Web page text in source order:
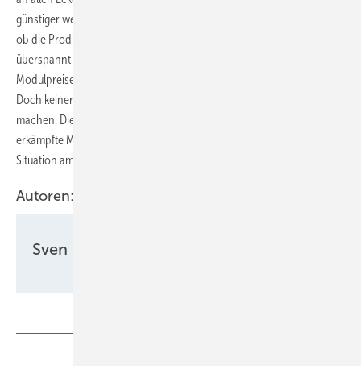
günstiger werden. „Leider zeigt sich oft erst nach Jahren im Betrieb,
ob die Produkte halten, was sie versprechen, oder ob der Bogen
überspannt wurde“, erklärt der PV-Xchange-Chef. „Höhere
Modulpreise würden aber endlich wieder mehr Qualität zulassen.
Doch keiner der Wettbewerber traut sich, den ersten Schritt zu
machen. Die großen chinesischen Hersteller haben Angst, mühsam
erkämpfte Marktanteile wieder zu verlieren“, resümiert er die aktuelle
Situation am Markt.
Autoren:
Sven Ullrich